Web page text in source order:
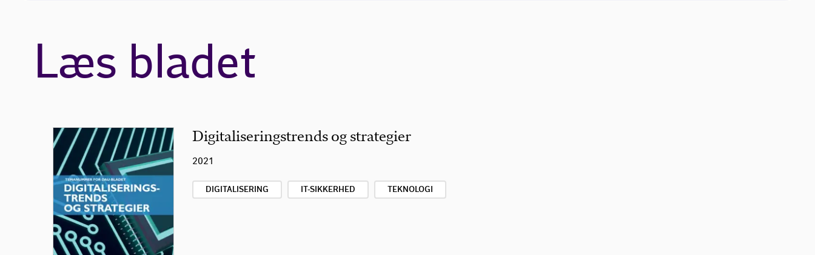
Læs bladet
Digitaliseringstrends og strategier
2021
DIGITALISERING IT-SIKKERHED TEKNOLOGI